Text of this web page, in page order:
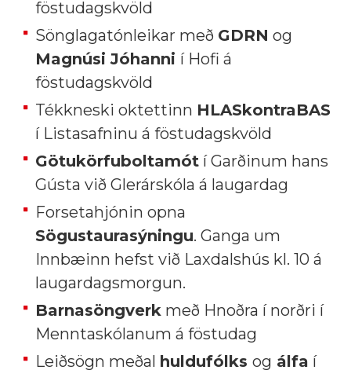
föstudagskvöld
Sönglagatónleikar með GDRN og
Magnúsi Jóhanni í Hofi á
föstudagskvöld
Tékkneski oktettinn HLASkontraBAS
í Listasafninu á föstudagskvöld
Götukörfuboltamót í Garðinum hans
Gústa við Glerárskóla á laugardag
Forsetahjónin opna
Sögustaurasýningu. Ganga um
Innbæinn hefst við Laxdalshús kl. 10 á
laugardagsmorgun.
Barnasöngverk með Hnoðra í norðri í
Menntaskólanum á föstudag
Leiðsögn meðal huldufólks og álfa í